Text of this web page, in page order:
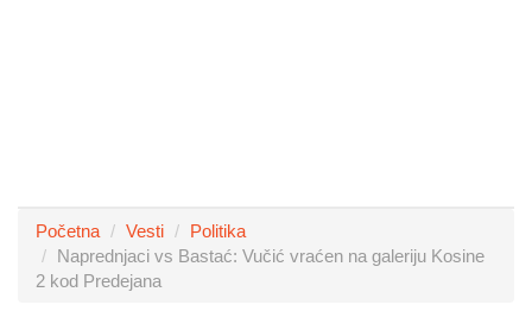
Početna Vesti
Politika
Naprednjaci vs Bastać: Vučić vraćen na galeriju Kosine
2 kod Predejana